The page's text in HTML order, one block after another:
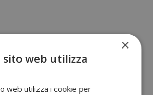
×
sito web utilizza
web utilizza i cookie per